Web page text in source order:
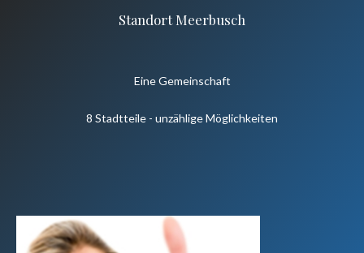
Standort Meerbusch
Eine Gemeinschaft
8 Stadtteile - unzählige Möglichkeiten